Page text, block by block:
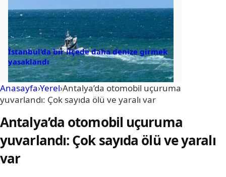
İstanbul’da bir ilçede daha denize girmek
yasaklandı
Anasayfa›Yerel›Antalya’da otomobil uçuruma
yuvarlandı: Çok sayıda ölü ve yaralı var
Antalya’da otomobil uçuruma
yuvarlandı: Çok sayıda ölü ve yaralı
var